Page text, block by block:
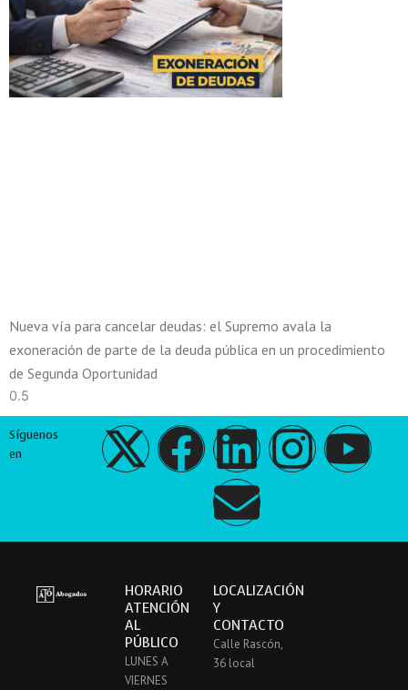
Nueva vía para cancelar deudas: el Supremo avala la
exoneración de parte de la deuda pública en un procedimiento
de Segunda Oportunidad
Síguenos
en
X
t
w
i
t
F
c
e
b
L
i
n
k
e
d
I
s
t
Y
u
E
n
v
e
l
o
HORARIO
ATENCIÓN
AL
PÚBLICO
LUNES A
VIERNES
LOCALIZACIÓN
Y
CONTACTO
Calle Rascón,
36 local